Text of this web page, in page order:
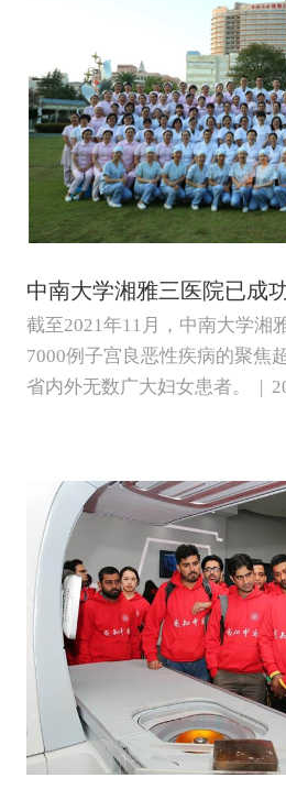
截至2021年11月，中南大学湘
7000例子宫良恶性疾病的聚焦
省内外无数广大妇女患者。 |